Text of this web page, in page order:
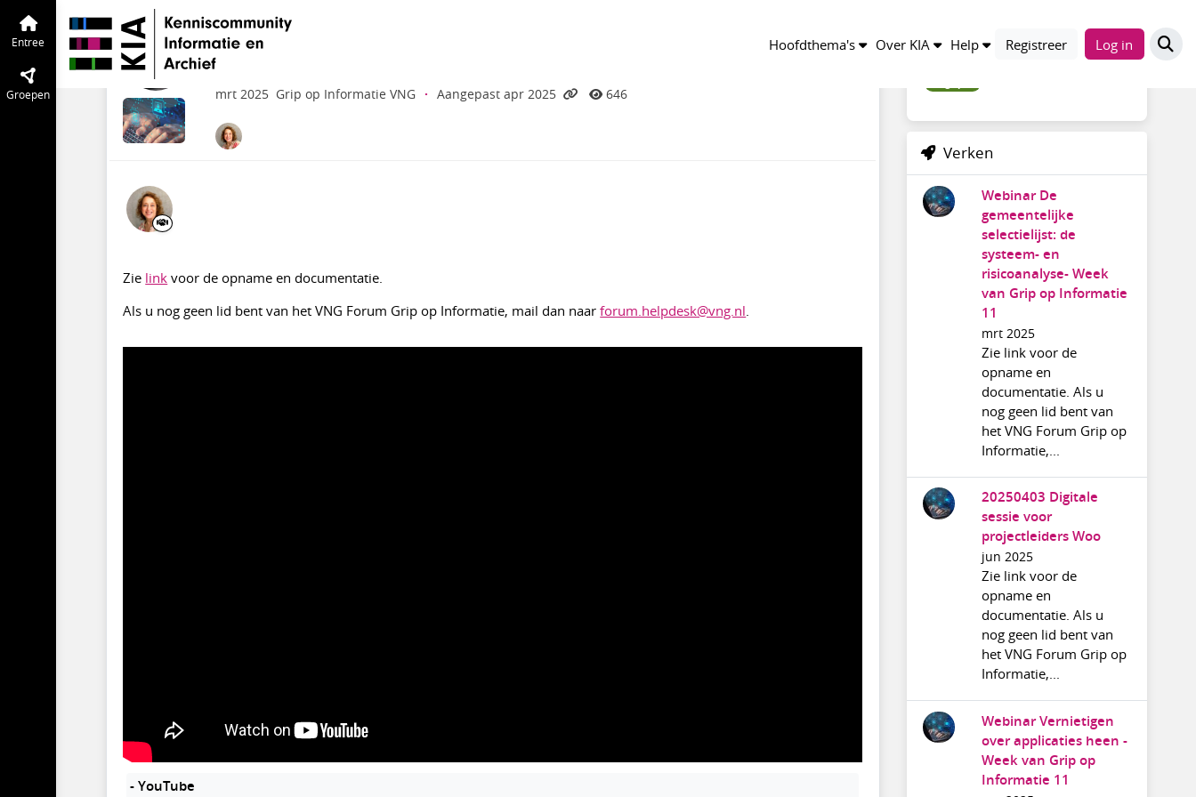
Hoofdthema's Over KIA Help Registreer Log in
Entree
Groepen
VNG | Grip op Informatie
Webinar Wat kan een IHH-Lab betekenen voor uw gemeente? -
Week van Grip op Informatie 11
mrt 2025 Grip op Informatie VNG · Aangepast apr 2025 646
Zie link voor de opname en documentatie.
Als u nog geen lid bent van het VNG Forum Grip op Informatie, mail dan naarforum.helpdesk@vng.nl
- YouTube
Verken
Webinar De
gemeentelijke
selectielijst: de
systeem- en
risicoanalyse- Week
van Grip op Informatie
11
mrt 2025
Zie link voor de
opname en
documentatie. Als u
nog geen lid bent van
het VNG Forum Grip op
Informatie,...
20250403 Digitale
sessie voor
projectleiders Woo
jun 2025
Zie link voor de
opname en
documentatie. Als u
nog geen lid bent van
het VNG Forum Grip op
Informatie,...
Webinar Vernietigen
over applicaties heen -
Week van Grip op
Informatie 11